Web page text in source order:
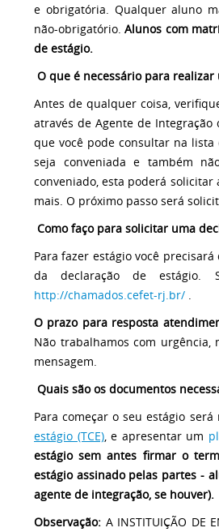
e obrigatória. Qualquer aluno
não-obrigatório.Alunos com
de estágio.
O que é necessário para realizar
Antes de qualquer coisa,
através de Agente de Integração
que você pode consultar na lista
seja conveniada e também
conveniado, esta poderá solicitar
mais. O próximo passo será
Como faço para solicitar uma
Para fazer estágio você precisará
da declaração de estágio.
http://chamados.cefet-rj.br/ .
O prazo para resposta
Não trabalhamos com
mensagem.
Quais são os documentos
Para começar o seu estágio
estágio (TCE), e apresentar um
estágio sem antes firmar o
estágio assinado pelas partes -
agente de integração, se houver).
Observação: A INSTITUIÇÃO DE